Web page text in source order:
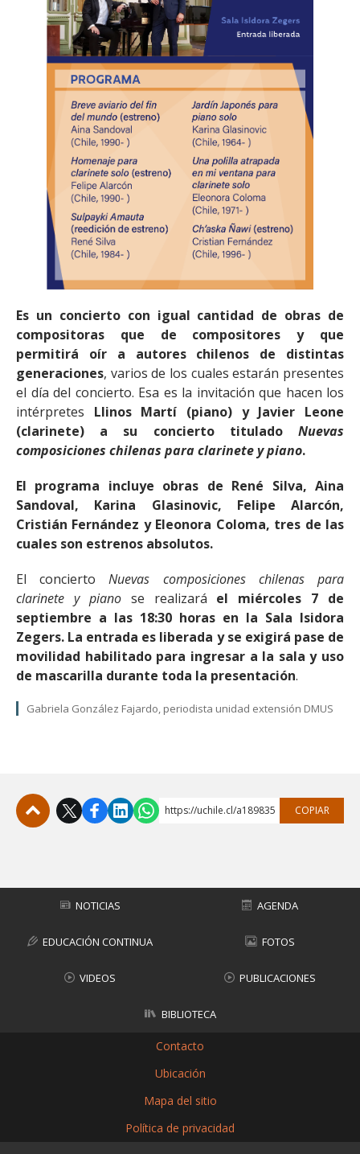
Es un concierto con igual cantidad de obras de
compositoras que de compositores y que
permitirá oír a autores chilenos de distintas
generaciones, varios de los cuales estarán presentes
el día del concierto. Esa es la invitación que hacen los
intérpretes Llinos Martí (piano) y Javier Leone
(clarinete) a su concierto titulado Nuevas
composiciones chilenas para clarinete y piano.
El programa incluye obras de René Silva, Aina
Sandoval, Karina Glasinovic, Felipe Alarcón,
Cristián Fernández y Eleonora Coloma, tres de las
cuales son estrenos absolutos.
El conciertoNuevas composiciones chilenas para
clarinete y piano se realizará el miércoles 7 de
septiembre a las 18:30 horas en la Sala Isidora
Zegers. La entrada es liberada y se exigirá pase de
movilidad habilitado para ingresar a la sala y uso
de mascarilla durante toda la presentación.
Gabriela González Fajardo, periodista unidad extensión DMUS
https://uchile.cl/a189835 COPIAR
NOTICIAS AGENDA
EDUCACIÓN CONTINUA FOTOS
VIDEOS PUBLICACIONES
BIBLIOTECA
Contacto
Ubicación
Mapa del sitio
Política de privacidad